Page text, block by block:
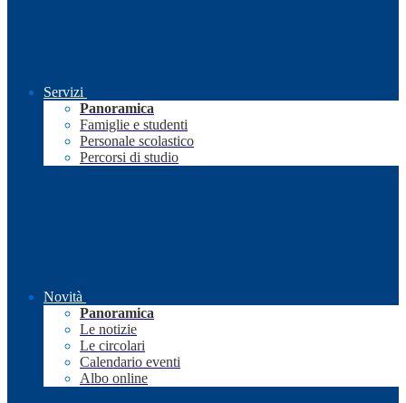
Servizi
Panoramica
Famiglie e studenti
Personale scolastico
Percorsi di studio
Novità
Panoramica
Le notizie
Le circolari
Calendario eventi
Albo online